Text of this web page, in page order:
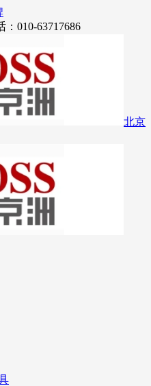
：010-63717686
北京